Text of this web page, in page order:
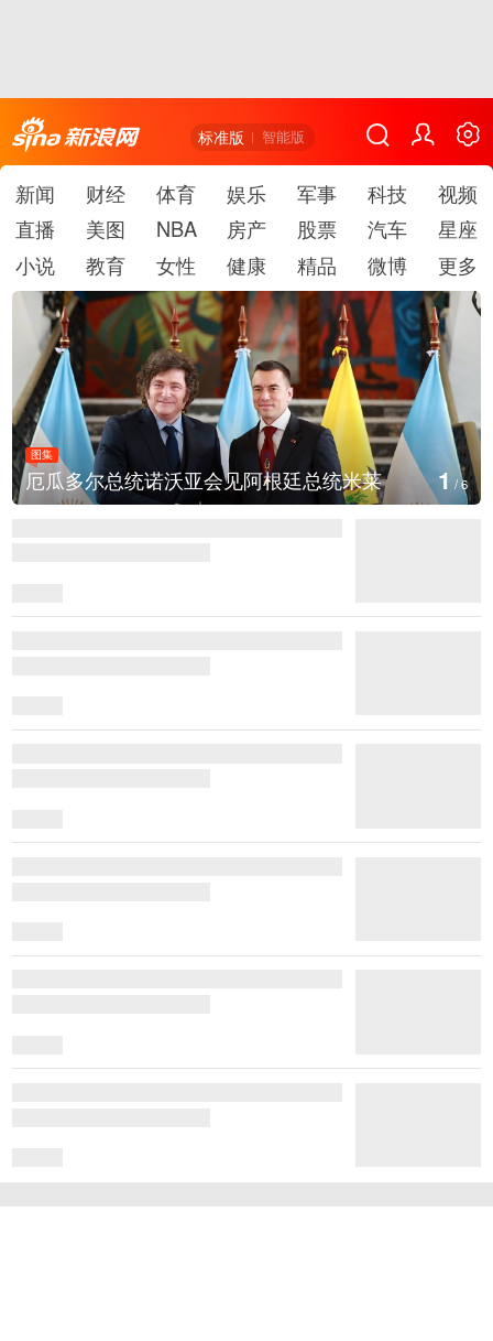
标准版 智能版
新闻 财经 体育 娱乐 军事 科技
视频
直播
美图 NBA 房产 股票 汽车
星座
小说
教育 女性 健康 精品 微博 更多
图集
厄瓜多尔总统诺沃亚会见阿根廷总统米莱 1/6